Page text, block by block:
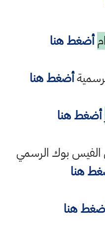
أضغط هنا
أضغط هنا
أضغط هنا
الفيس بوك الرسمي
هنا
هنا